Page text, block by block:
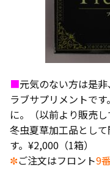
■元気のない方は是
ラブサプリメントで
に。（以前より販売
冬虫夏草加工品とし
す。¥2,000（1箱）
✼ご注文はフロント9番